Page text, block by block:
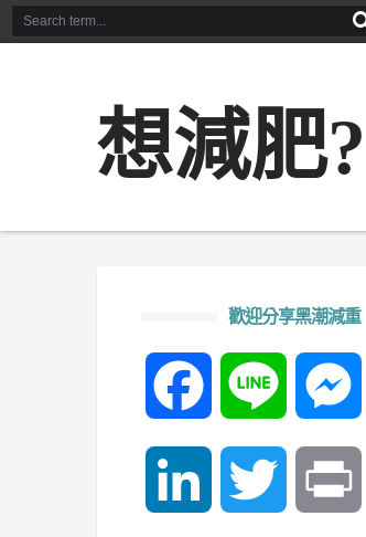
想減肥?
歡迎分享黑潮減重
Facebook Line
LinkedIn Twitter